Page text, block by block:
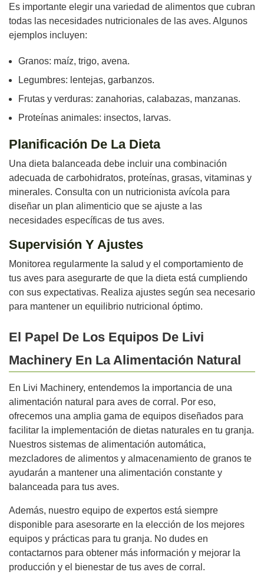
Es importante elegir una variedad de alimentos que cubran
todas las necesidades nutricionales de las aves. Algunos
ejemplos incluyen:
Granos: maíz, trigo, avena.
Legumbres: lentejas, garbanzos.
Frutas y verduras: zanahorias, calabazas, manzanas.
Proteínas animales: insectos, larvas.
Planificación De La Dieta
Una dieta balanceada debe incluir una combinación
adecuada de carbohidratos, proteínas, grasas, vitaminas y
minerales. Consulta con un nutricionista avícola para
diseñar un plan alimenticio que se ajuste a las
necesidades específicas de tus aves.
Supervisión Y Ajustes
Monitorea regularmente la salud y el comportamiento de
tus aves para asegurarte de que la dieta está cumpliendo
con sus expectativas. Realiza ajustes según sea necesario
para mantener un equilibrio nutricional óptimo.
El Papel De Los Equipos De Livi
Machinery En La Alimentación Natural
En Livi Machinery, entendemos la importancia de una
alimentación natural para aves de corral. Por eso,
ofrecemos una amplia gama de equipos diseñados para
facilitar la implementación de dietas naturales en tu granja.
Nuestros sistemas de alimentación automática,
mezcladores de alimentos y almacenamiento de granos te
ayudarán a mantener una alimentación constante y
balanceada para tus aves.
Además, nuestro equipo de expertos está siempre
disponible para asesorarte en la elección de los mejores
equipos y prácticas para tu granja. No dudes en
contactarnos para obtener más información y mejorar la
producción y el bienestar de tus aves de corral.